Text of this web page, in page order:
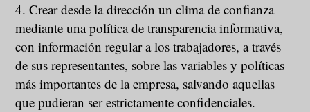
4. Crear desde la dirección un clima de confianza
mediante una política de transparencia informativa,
con información regular a los trabajadores, a través
de sus representantes, sobre las variables y políticas
más importantes de la empresa, salvando aquellas
que pudieran ser estrictamente confidenciales.